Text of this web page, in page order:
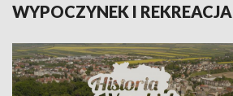
WYPOCZYNEK I REKREACJA